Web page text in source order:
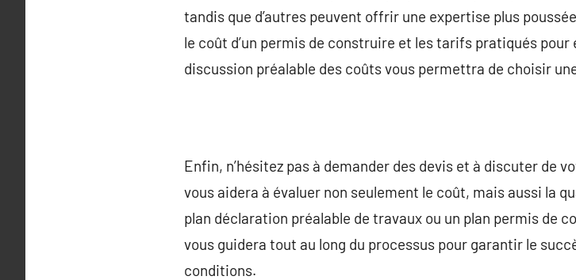
tandis que d’autres peuvent offrir une expertise plus
le coût d’un permis de construire et les tarifs pratiqués
discussion préalable des coûts vous permettra de choisir
Enfin, n’hésitez pas à demander des devis et à discuter de
vous aidera à évaluer non seulement le coût, mais aussi la
plan déclaration préalable de travaux ou un plan permis de
vous guidera tout au long du processus pour garantir le
conditions.